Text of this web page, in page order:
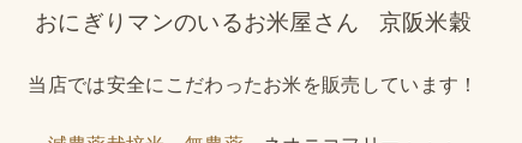
おにぎりマンのいるお米屋さん 京阪米穀
当店では安全にこだわったお米を販売しています！